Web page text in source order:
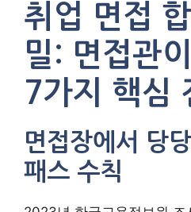
취업 면접
밀: 면접관
7가지 핵심
면접장에서 당
패스 수칙